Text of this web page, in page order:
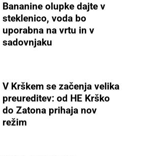
Bananine olupke dajte v
steklenico, voda bo
uporabna na vrtu in v
sadovnjaku
V Krškem se začenja velika
preureditev: od HE Krško
do Zatona prihaja nov
režim